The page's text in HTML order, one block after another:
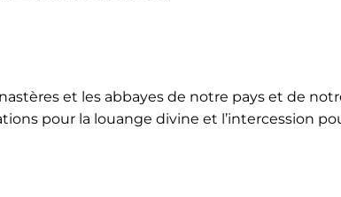
et les abbayes de notre pays et de
pour la louange divine et l’intercession